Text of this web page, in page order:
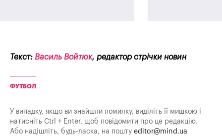
Текст: Василь Войтюк, редактор стрічки новин
ФУТБОЛ
У випадку, якщо ви знайшли помилку, виділіть її мишкою і
натисніть Ctrl + Enter, щоб повідомити про це редакцію.
Або надішліть, будь-ласка, на пошту editor@mind.ua